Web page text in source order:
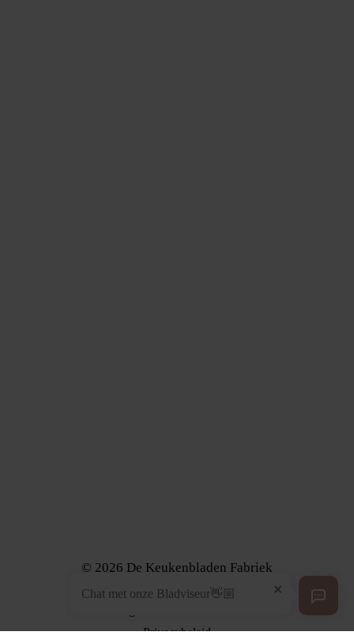
© 2026 De Keukenbladen Fabriek
Onderdeel van
Privacybeleid
Chat met onze Bladviseur👋🏼